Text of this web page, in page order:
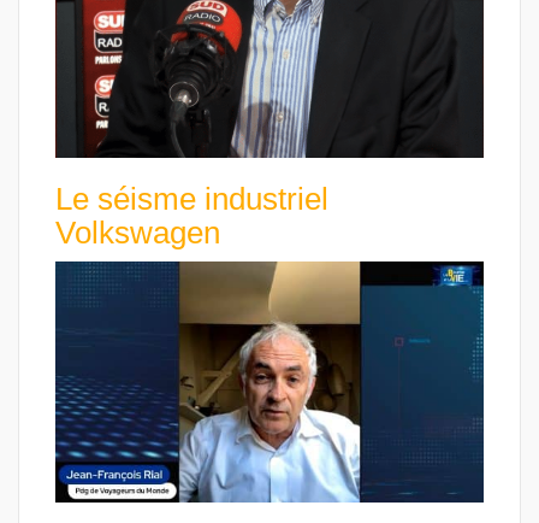
Le séisme industriel
Volkswagen